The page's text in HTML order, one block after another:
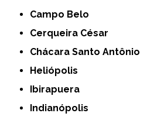
Campo Belo
Cerqueira César
Chácara Santo Antônio
Heliópolis
Ibirapuera
Indianópolis